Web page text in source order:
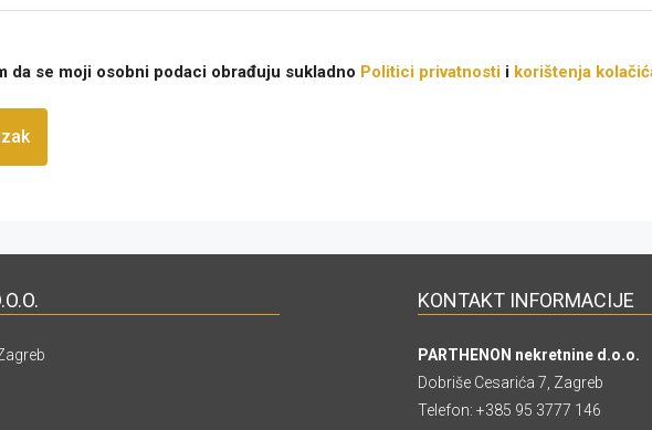
da se moji osobni podaci obrađuju sukladno Politici privatnosti i korištenja
KONTAKT INFORMACIJE
PARTHENON nekretnine d.o.o.
Dobriše Cesarića 7, Zagreb
Telefon: +385 95 3777 146